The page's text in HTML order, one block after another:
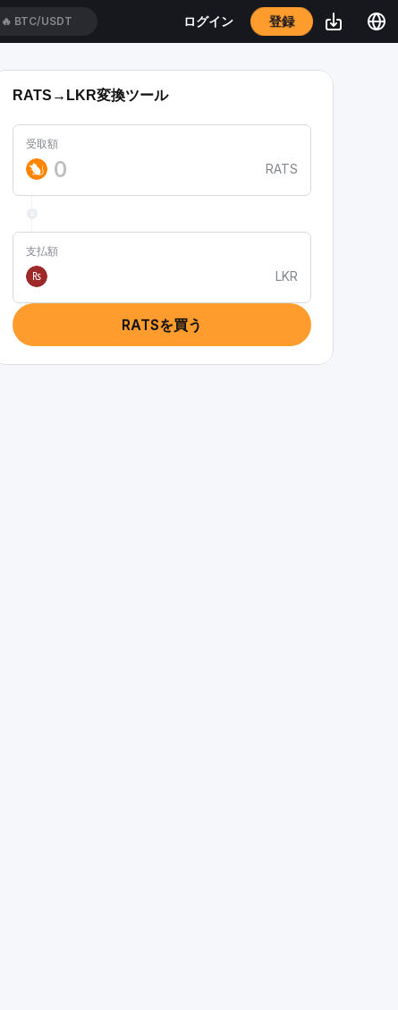
🔥 BTC/USDT ログイン 登録
RATS→LKR変換ツール
受取額
RATS
支払額
₨
LKR
RATSを買う